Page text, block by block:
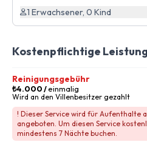
1 Erwachsener, 0 Kind
Kostenpflichtige
Reinigungsgebühr
₺4.000/einmalig
Wird an den Villenbesitzer gezahlt
! Dieser Service wird für Aufenthalte
angeboten. Um diesen Service
mindestens 7 Nächte buchen.